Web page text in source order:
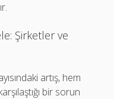
Şirketler ve
artış, hem
bir sorun